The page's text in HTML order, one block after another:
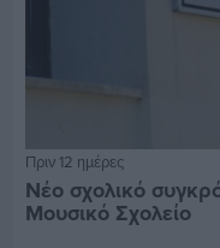
Πριν 12 ημέρες
Νέο σχολικό
Μουσικό Σχολείο